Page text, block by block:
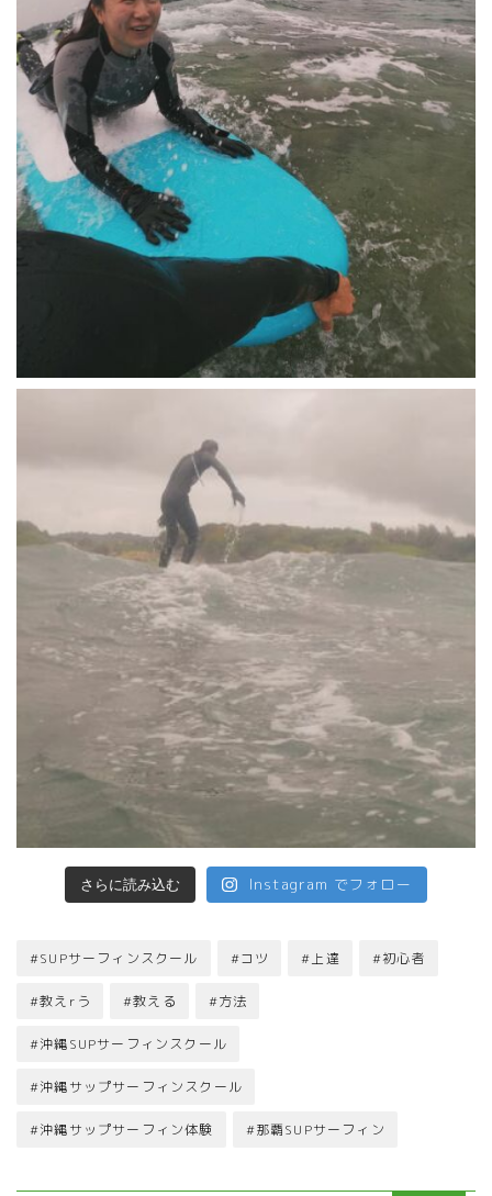
さらに読み込む Instagram でフォロー
#SUPサーフィンスクール #コツ #上達 #初心者
#教えrう #教える #方法
#沖縄SUPサーフィンスクール
#沖縄サップサーフィンスクール
#沖縄サップサーフィン体験 #那覇SUPサーフィン